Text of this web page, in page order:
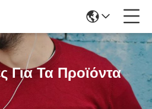
Για Τα Προϊόντα